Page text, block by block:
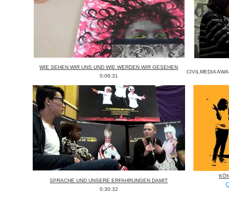
WIE SEHEN WIR UNS UND WIE WERDEN WIR GESEHEN
0:06:31
CIVILMEDIA
SPRACHE UND UNSERE ERFAHRUNGEN DAMIT
0:30:32